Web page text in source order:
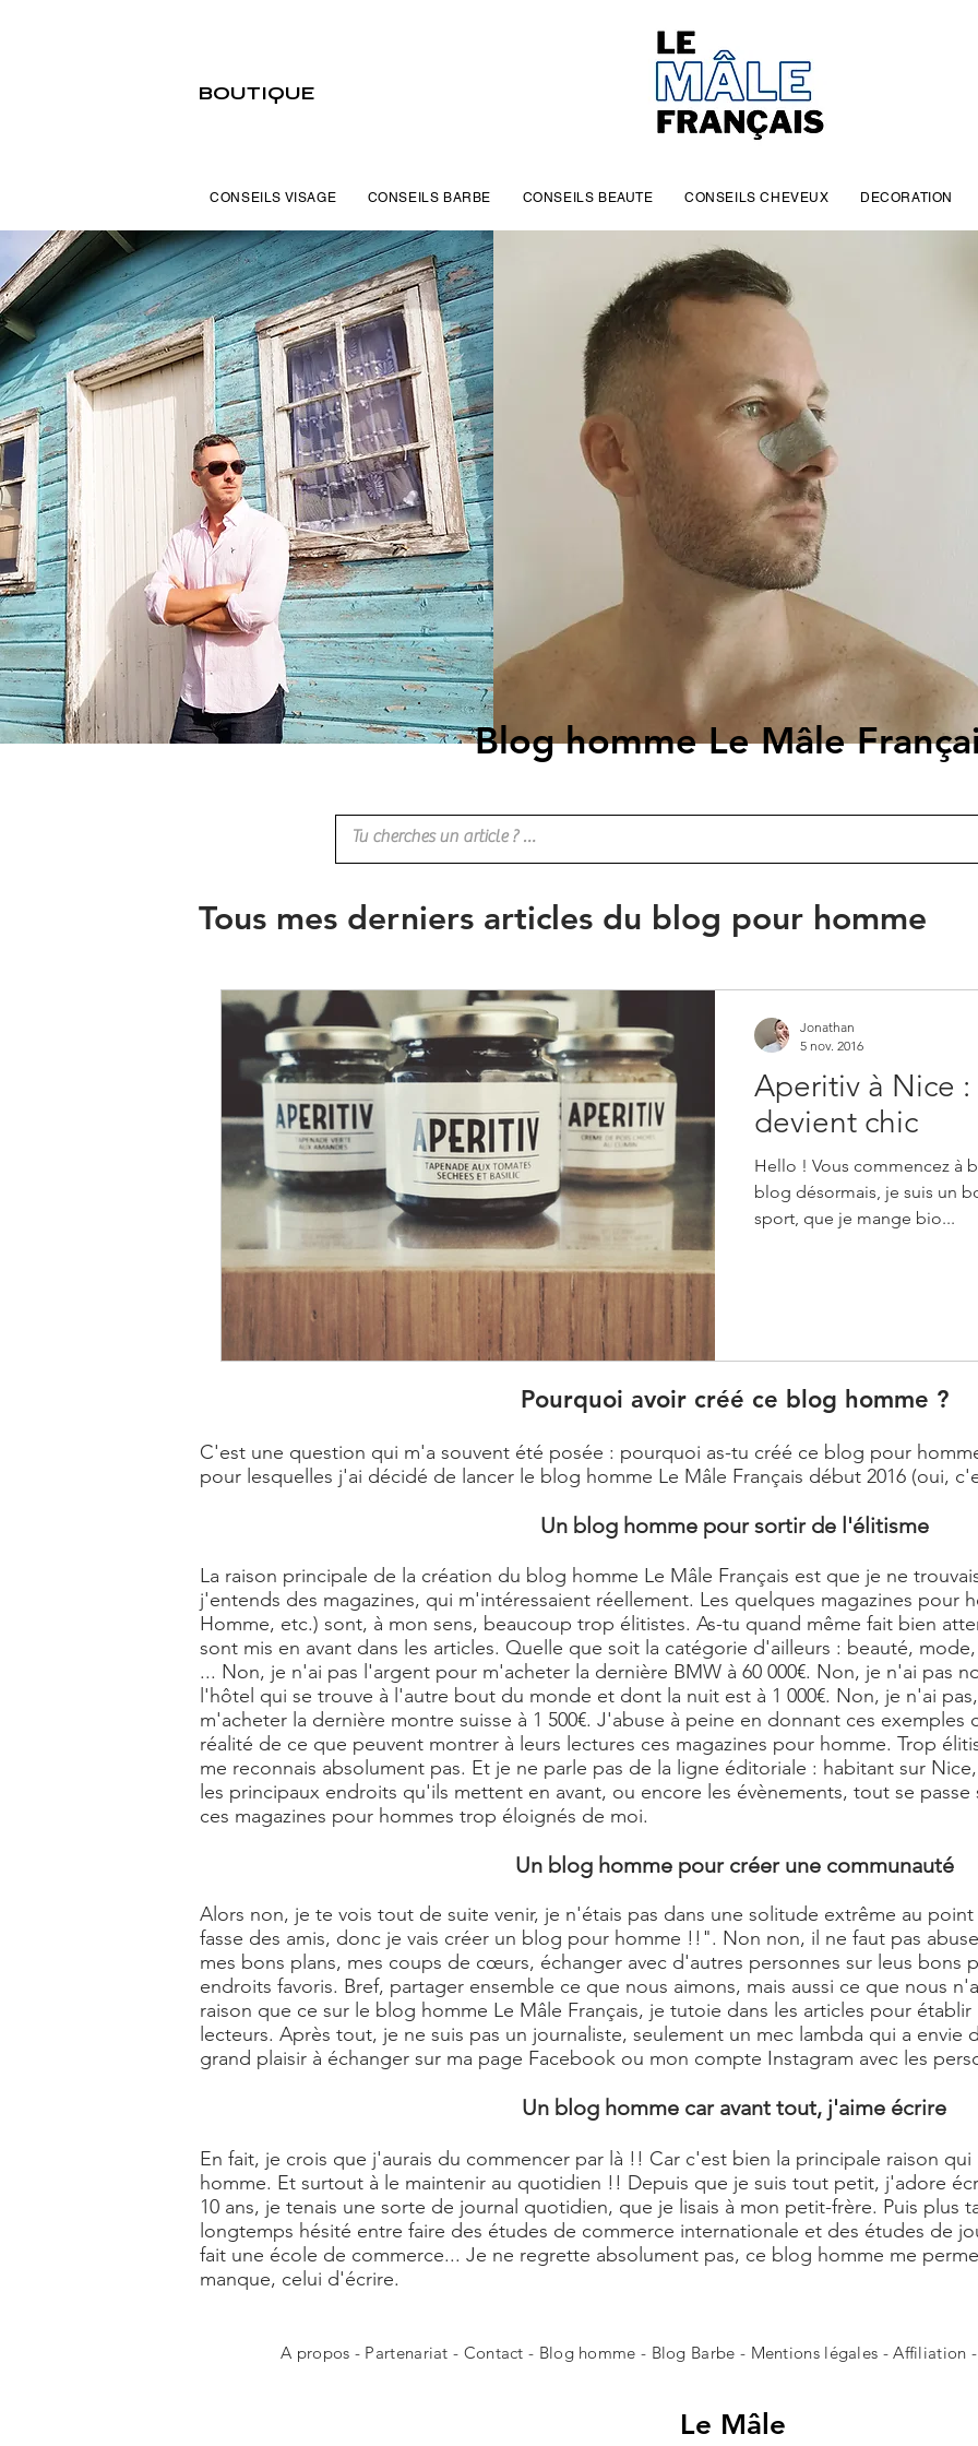
BOUTIQUE
Blog homme Le Mâle
Tous mes derniers articles du blog pour homme
Aperitiv à Nice
devient chic
Hello ! Vous commencez à
blog désormais, je suis un
sport, que je mange bio...
Jonathan
5 nov. 2016
Pourquoi avoir créé ce blog homme ?
C'est une question qui m'a souvent été posée : pourquoi as-tu créé ce blog pour
pour lesquelles j'ai décidé de lancer le blog homme Le Mâle Français début 2016 (oui,
Un blog homme pour sortir de l'élitisme
La raison principale de la création du blog homme Le Mâle Français est que je ne
j'entends des magazines, qui m'intéressaient réellement. Les quelques magazines pour
Homme, etc.) sont, à mon sens, beaucoup trop élitistes. As-tu quand même fait bien
sont mis en avant dans les articles. Quelle que soit la catégorie d'ailleurs : beauté,
... Non, je n'ai pas l'argent pour m'acheter la dernière BMW à 60 000€. Non, je n'ai pas
l'hôtel qui se trouve à l'autre bout du monde et dont la nuit est à 1 000€. Non, je n'ai
m'acheter la dernière montre suisse à 1 500€. J'abuse à peine en donnant ces
réalité de ce que peuvent montrer à leurs lectures ces magazines pour homme. Trop
me reconnais absolument pas. Et je ne parle pas de la ligne éditoriale : habitant sur
les principaux endroits qu'ils mettent en avant, ou encore les évènements, tout se
ces magazines pour hommes trop éloignés de moi.
Un blog homme pour créer une communauté
Alors non, je te vois tout de suite venir, je n'étais pas dans une solitude extrême au
fasse des amis, donc je vais créer un blog pour homme !!". Non non, il ne faut pas
mes bons plans, mes coups de cœurs, échanger avec d'autres personnes sur leus bons
endroits favoris. Bref, partager ensemble ce que nous aimons, mais aussi ce que nous
raison que ce sur le blog homme Le Mâle Français, je tutoie dans les articles pour
lecteurs. Après tout, je ne suis pas un journaliste, seulement un mec lambda qui a envie
grand plaisir à échanger sur ma page Facebook ou mon compte Instagram avec les
Un blog homme car avant tout, j'aime écrire
En fait, je crois que j'aurais du commencer par là !! Car c'est bien la principale raison
homme. Et surtout à le maintenir au quotidien !! Depuis que je suis tout petit, j'adore
10 ans, je tenais une sorte de journal quotidien, que je lisais à mon petit-frère. Puis plus
longtemps hésité entre faire des études de commerce internationale et des études de
fait une école de commerce... Je ne regrette absolument pas, ce blog homme me
manque, celui d'écrire.
CONSEILS VISAGE CONSEILS BARBE CONSEILS BEAUTE CONSEILS CHEVEUX DECORATION
A propos - Partenariat- Contact- Blog homme - Blog Barbe - Mentions légales -Affiliation
Le Mâle